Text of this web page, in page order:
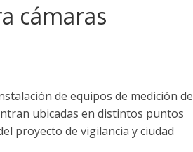
cámaras
de equipos de medición de
ubicadas en distintos puntos
proyecto de vigilancia y ciudad